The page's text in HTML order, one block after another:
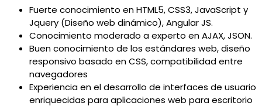
Fuerte conocimiento en HTML5, CSS3, JavaScript y
Jquery (Diseño web dinámico), Angular JS.
Conocimiento moderado a experto en AJAX, JSON.
Buen conocimiento de los estándares web, diseño
responsivo basado en CSS, compatibilidad entre
navegadores
Experiencia en el desarrollo de interfaces de usuario
enriquecidas para aplicaciones web para escritorio